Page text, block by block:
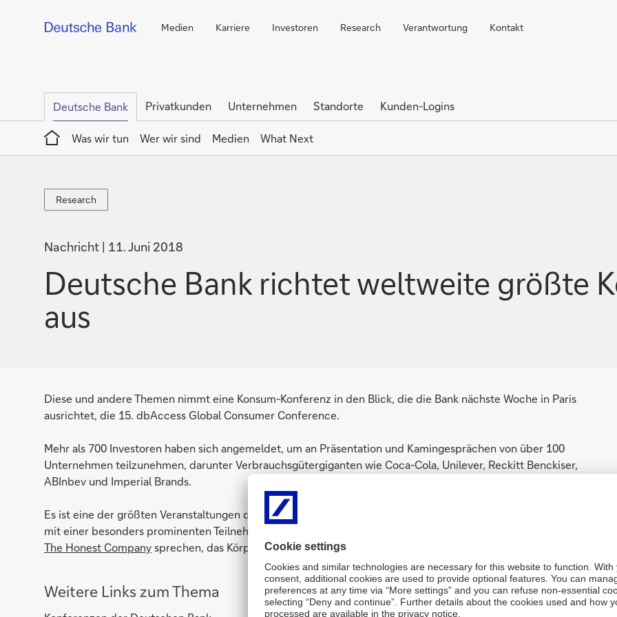
Medien Karriere Investoren Research Verantwortung Kontakt
Deutsche Bank Privatkunden Unternehmen Standorte
Kunden-Logins
Home
Was wir tun
Wer wir sind Medien What Next
Research
Research
Nachricht 11. Juni 2018
Deutsche Bank richtet weltweite größte
aus
Diese und andere Themen nimmt eine Konsum-Konferenz in den Blick, die die Bank nächste Woche in Paris
ausrichtet, die 15. dbAccess Global Consumer Conference.
Mehr als 700 Investoren haben sich angemeldet, um an Präsentation und Kamingesprächen von über 100
Unternehmen teilzunehmen, darunter Verbrauchsgütergiganten wie Coca-Cola, Unilever, Reckitt Benckiser,
ABInbev und Imperial Brands.
Es ist eine der größten Veranstaltungen der Deutschen Bank und die weltweit größte Verbraucherkonferenz –
mit einer besonders prominenten Teilnehmerin: Die Schauspielerin Jessica Alba wird über ihr Unternehmen
The Honest Companysprechen, das Körperpflegeprodukte für Babys und Erwachsene anbietet.
Weitere Links zum Thema